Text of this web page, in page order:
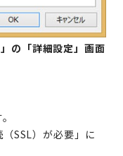
の「詳細設定」画面
SSL）が必要」に